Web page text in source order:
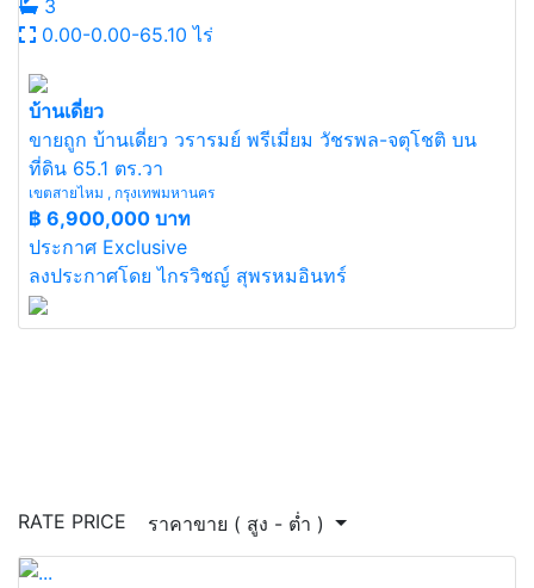
3
0.00-0.00-65.10 ไร่
บ้านเดี่ยว
ขายถูก บ้านเดี่ยว วรารมย์ พรีเมี่ยม วัชรพล-จตุโชติ บน
ที่ดิน 65.1 ตร.วา
เขตสายไหม , กรุงเทพมหานคร
฿ 6,900,000 บาท
ประกาศ Exclusive
ลงประกาศโดย ไกรวิชญ์ สุพรหมอินทร์
RATE PRICE ราคาขาย ( สูง - ต่ำ )